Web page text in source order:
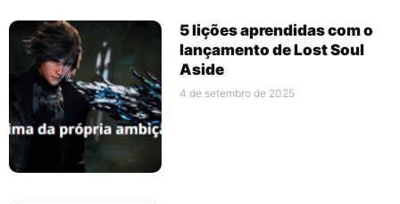
5 lições aprendidas com o
lançamento de Lost Soul
Aside
4 de setembro de 2025